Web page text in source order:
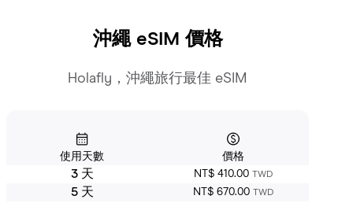
沖繩eSIM 價格
Holafly，沖繩旅行最佳 eSIM
使用天數 價格
3 天 NT$ 410.00 TWD
5 天 NT$ 670.00 TWD